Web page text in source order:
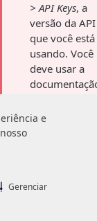
e
Gerenciar
e
Gerenciar
> API Keys, a
versão da API
que você está
usando. Você
deve usar a
e. Para saber